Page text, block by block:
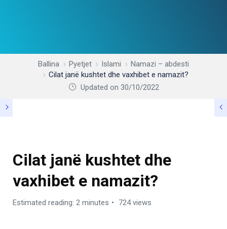
Ballina Pyetjet Islami
Namazi – abdesti
Cilat janë kushtet dhe vaxhibet e namazit?
Updated on 30/10/2022
Cilat janë kushtet dhe
vaxhibet e namazit?
Estimated reading: 2 minutes 724 views